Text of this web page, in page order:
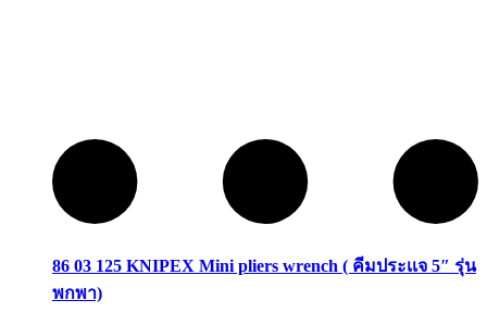
86 03 125 KNIPEX Mini pliers wrench ( คีมประเเจ 5″ รุ่น
พกพา)